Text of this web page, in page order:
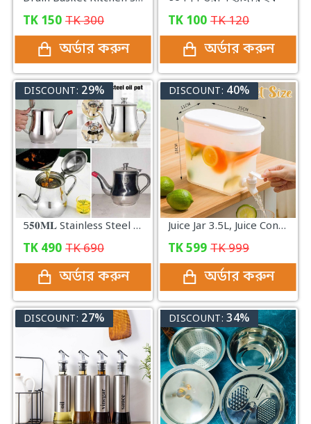
TK 150 TK300
অর্ডার করুন
TK 100 TK120
অর্ডার করুন
DISCOUNT: 29%
5𝟓𝟎𝐌𝐋 Stainless Steel Oil Pot with Strainer
TK 490 TK690
অর্ডার করুন
DISCOUNT: 40%
Juice Jar 3.5L, Juice Container Dispenser with Tap
TK599 TK999
অর্ডার করুন
DISCOUNT: 27% DISCOUNT: 34%